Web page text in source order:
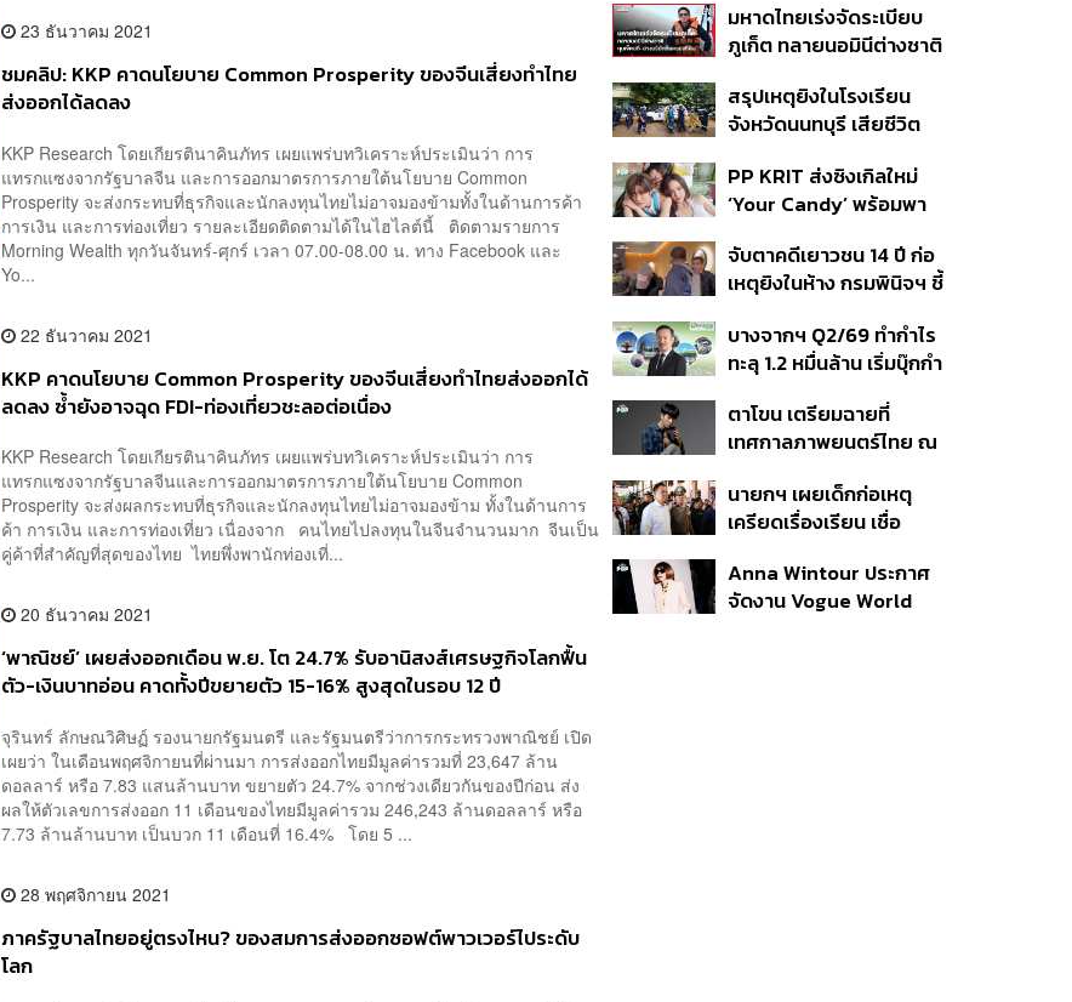
23 ธันวาคม 2021
ชมคลิป: KKP คาดนโยบาย Common Prosperity ของจีนเสี่ยงทำไทย
ส่งออกได้ลดลง
KKP Research โดยเกียรตินาคินภัทร เผยแพร่บทวิเคราะห์ประเมินว่า การ
แทรกแซงจากรัฐบาลจีน และการออกมาตรการภายใต้นโยบาย Common
Prosperity จะส่งกระทบที่ธุรกิจและนักลงทุนไทยไม่อาจมองข้ามทั้งในด้านการค้า
การเงิน และการท่องเที่ยว รายละเอียดติดตามได้ในไฮไลต์นี้ ติดตามรายการ
Morning Wealth ทุกวันจันทร์-ศุกร์ เวลา 07.00-08.00 น. ทาง Facebook และ
Yo...
22 ธันวาคม 2021
KKP คาดนโยบาย Common Prosperity ของจีนเสี่ยงทำไทยส่งออกได้
ลดลง ซ้ำยังอาจฉุด FDI-ท่องเที่ยวชะลอต่อเนื่อง
KKP Research โดยเกียรตินาคินภัทร เผยแพร่บทวิเคราะห์ประเมินว่า การ
แทรกแซงจากรัฐบาลจีนและการออกมาตรการภายใต้นโยบาย Common
Prosperity จะส่งผลกระทบที่ธุรกิจและนักลงทุนไทยไม่อาจมองข้าม ทั้งในด้านการ
ค้า การเงิน และการท่องเที่ยว เนื่องจาก คนไทยไปลงทุนในจีนจำนวนมาก จีนเป็น
คู่ค้าที่สำคัญที่สุดของไทย ไทยพึ่งพานักท่องเที่...
20 ธันวาคม 2021
‘พาณิชย์’ เผยส่งออกเดือน พ.ย. โต 24.7% รับอานิสงส์เศรษฐกิจโลกฟื้น
ตัว-เงินบาทอ่อน คาดทั้งปีขยายตัว 15-16% สูงสุดในรอบ 12 ปี
จุรินทร์ ลักษณวิศิษฏ์ รองนายกรัฐมนตรี และรัฐมนตรีว่าการกระทรวงพาณิชย์ เปิด
เผยว่า ในเดือนพฤศจิกายนที่ผ่านมา การส่งออกไทยมีมูลค่ารวมที่ 23,647 ล้าน
ดอลลาร์ หรือ 7.83 แสนล้านบาท ขยายตัว 24.7% จากช่วงเดียวกันของปีก่อน ส่ง
ผลให้ตัวเลขการส่งออก 11 เดือนของไทยมีมูลค่ารวม 246,243 ล้านดอลลาร์ หรือ
7.73 ล้านล้านบาท เป็นบวก 11 เดือนที่ 16.4% โดย 5 ...
28 พฤศจิกายน 2021
ภาครัฐบาลไทยอยู่ตรงไหน? ของสมการส่งออกซอฟต์พาวเวอร์ไประดับ
โลก
นักเรียน
มหาดไทยเร่งจัดระเบียบ
ภูเก็ต ทลายนอมินีต่างชาติ
ที่ดิน เคลียร์ใบอนุญาต
โรงแรมค้าง 7 ปี
สรุปเหตุยิงในโรงเรียน
จังหวัดนนทบุรี เสียชีวิต
ปมค้นประวัติคดีกราดยิงที่
สหรัฐฯ
PP KRIT ส่งซิงเกิลใหม่
‘Your Candy’ พร้อมพา
สิกวิดีโอ
จับตาคดีเยาวชน 14 ปี ก่อ
เหตุยิงในห้าง กรมพินิจฯ ชี้
เนื่อง ประเมินปล่อยตัว
บางจากฯ Q2/69 ทำกำไร
ทะลุ 1.2 หมื่นล้าน เริ่มบุ๊กกำ
แรก หนุนรายได้ครึ่งปีทะลุ
3.2 แสนล้าน
ตาโขน เตรียมฉายที่
เทศกาลภาพยนตร์ไทย ณ
นายกฯ เผยเด็กก่อเหตุ
เครียดเรื่องเรียน เชื่อ
กระสุนอีกกว่า 30 นัด หาก
ไม่จบชีวิตตัวเองอาจสูญ
Anna Wintour ประกาศ
จัดงาน Vogue World